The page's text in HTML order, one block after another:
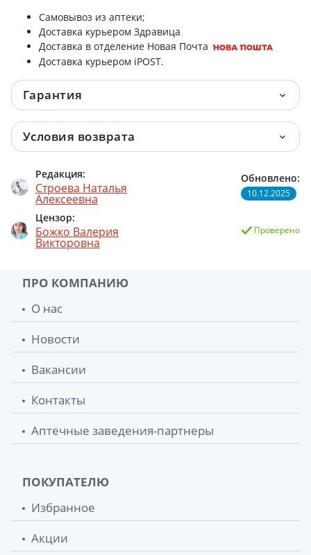
Подгузники huggies ultra comfort р4 7-
18кг №50
Подгузники Huggies (Хаггис) трусики д/
дев р4 (9-14кг) №36
738.50 грн.
Подгузники Huggies (Хаггис) трусики д/
дев р6 (15-25кг) №30
743.10 грн.
Подгузники Huggies (Хаггис) трусики д/
мал р5 (12-17кг) №34
743.10 грн.
Подгузники Huggies (Хаггис) трусики д/
дев р5 (12-17кг) №34
743.10 грн.
№58
Самовывоз из аптеки;
Доставка курьером Здравица
Доставка в отделение Новая Почта
Доставка курьером iPOST.
Гарантия
Условия возврата
Редакция:
Строева Наталья
Алексеевна
Цензор:
Божко Валерия
Викторовна
Обновлено:
10.12.2025
Проверено
ПРО КОМПАНИЮ
О нас
Новости
Вакансии
Контакты
Аптечные заведения-партнеры
ПОКУПАТЕЛЮ
Избранное
Акции